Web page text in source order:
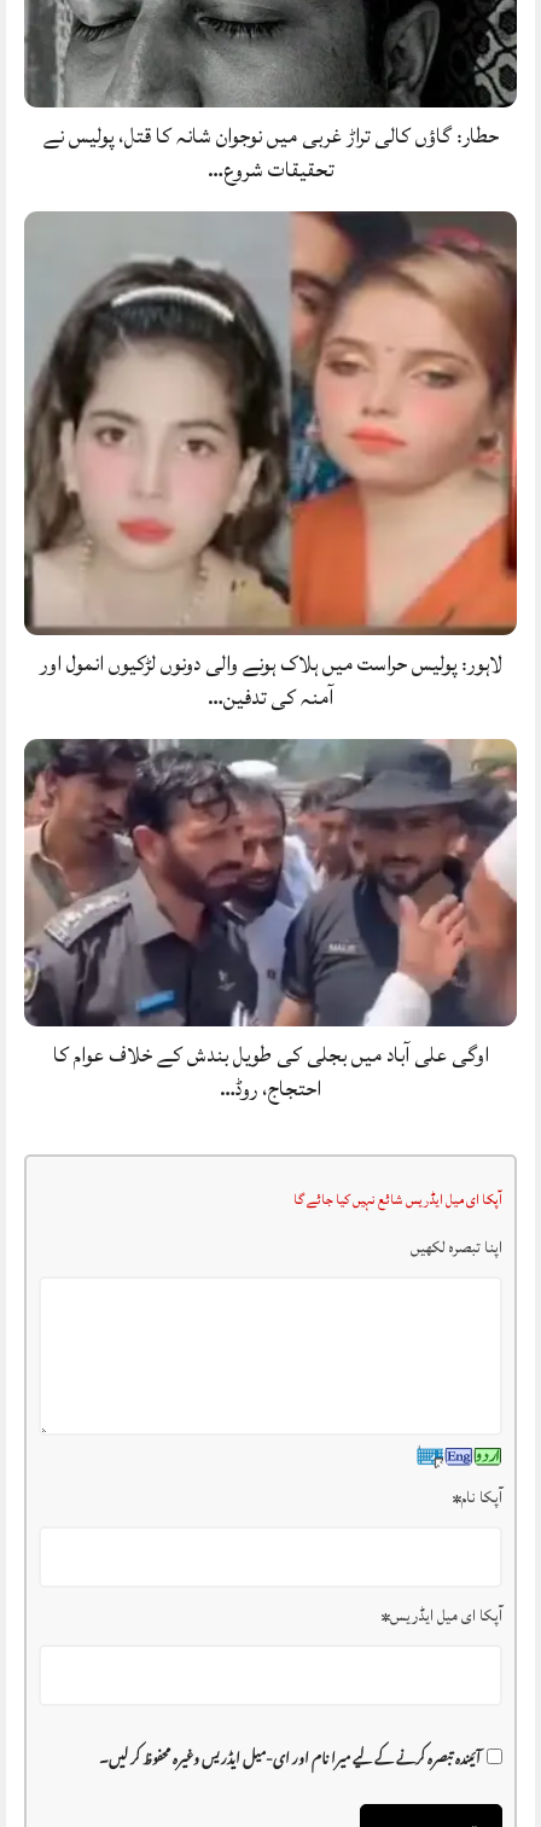
حطار: گاؤں کالی تراڑ غربی میں نوجوان شانہ کا قتل، پولیس نے
تحقیقات شروع…
لاہور: پولیس حراست میں ہلاک ہونے والی دونوں لڑکیوں انمول اور
آمنہ کی تدفین…
اوگی علی آباد میں بجلی کی طویل بندش کے خلاف عوام کا
احتجاج، روڈ…
آپکا ای میل ایڈریس شائع نہیں کیا جائے گا
اپنا تبصرہ لکھیں
آپکا نام*
آپکا ای میل ایڈریس*
آئیندہ تبصرہ کرنے کے لیے میرا نام اور ای-میل ایڈریس وغیرہ محفوظ کر لیں۔